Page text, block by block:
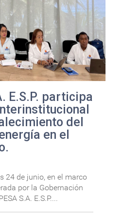
E.S.P. participa
del
en el
24 de junio, en el marco
por la Gobernación
S.A. E.S.P....